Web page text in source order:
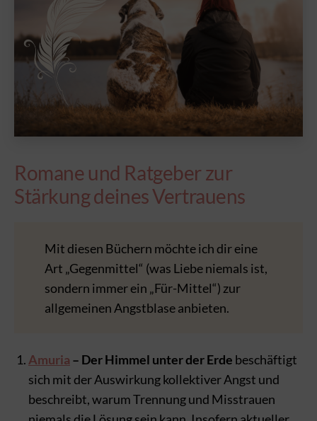
Romane und Ratgeber zur
Stärkung deines Vertrauens
Mit diesen Büchern möchte ich dir eine
Art „Gegenmittel“ (was Liebe niemals ist,
sondern immer ein „Für-Mittel“) zur
allgemeinen Angstblase anbieten.
Amuria – Der Himmel unter der Erde beschäftigt
sich mit der Auswirkung kollektiver Angst und
beschreibt, warum Trennung und Misstrauen